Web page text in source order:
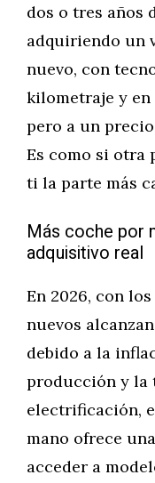
dos o tres años
adquiriendo un
nuevo, con
kilometraje y en
pero a un
Es como si otra
ti la parte más
Más coche por
adquisitivo real
En 2026, con
nuevos
debido a la
producción y la
electrificación,
mano ofrece
acceder a